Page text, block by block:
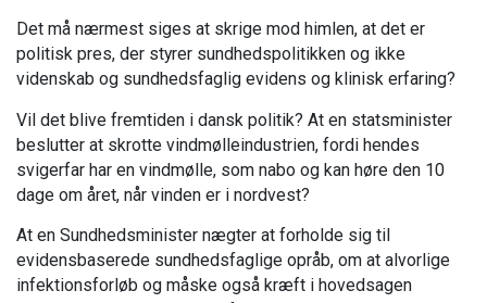
Det må nærmest siges at skrige mod himlen, at det er
politisk pres, der styrer sundhedspolitikken og ikke
videnskab og sundhedsfaglig evidens og klinisk erfaring?
Vil det blive fremtiden i dansk politik? At en statsminister
beslutter at skrotte vindmølleindustrien, fordi hendes
svigerfar har en vindmølle, som nabo og kan høre den 10
dage om året, når vinden er i nordvest?
At en Sundhedsminister nægter at forholde sig til
evidensbaserede sundhedsfaglige opråb, om at alvorlige
infektionsforløb og måske også kræft i hovedsagen